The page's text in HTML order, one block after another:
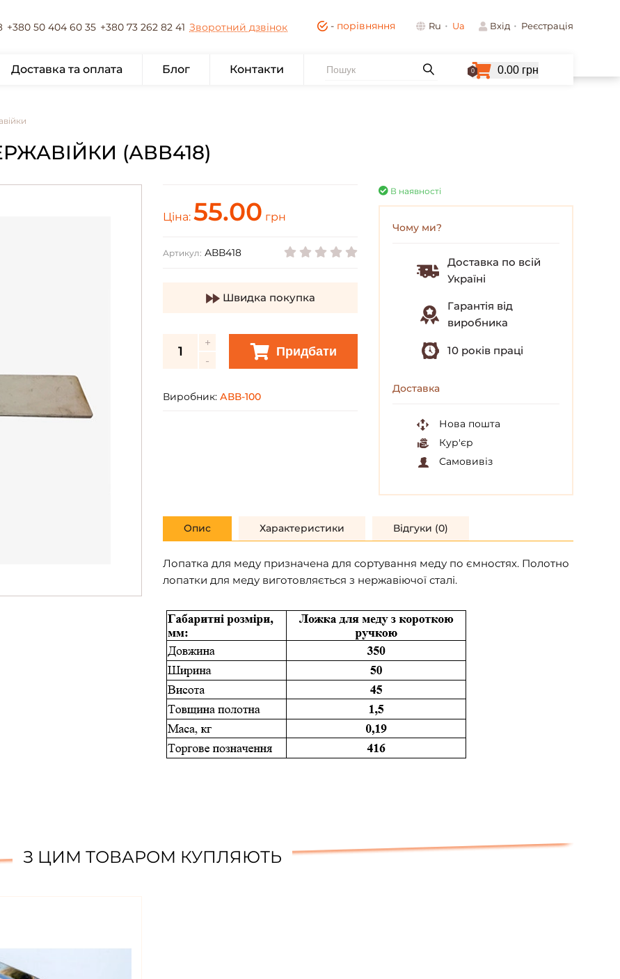
+380 50 404 60 35 +380 73 262 82 41 Зворотний дзвінок - порівняння Ru Ua Вхід Реєстрація
Доставка та оплата Блог Контакти 0 0.00 грн
(АВВ418)
Ціна: 55.00 грн
Артикул: АВВ418
Швидка покупка
Придбати
Виробник: АВВ-100
В наявності
Чому ми?
Доставка по всій
Україні
Гарантія від
виробника
10 років праці
Доставка
Нова пошта
Кур'єр
Самовивіз
Опис Характеристики Відгуки (0)
Лопатка для меду призначена для сортування меду по ємностях. Полотно
лопатки для меду виготовляється з нержавіючої сталі.
З ЦИМ ТОВАРОМ КУПЛЯЮТЬ